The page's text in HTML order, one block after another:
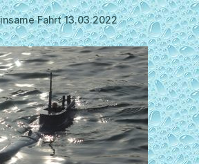
Fahrt 13.03.2022